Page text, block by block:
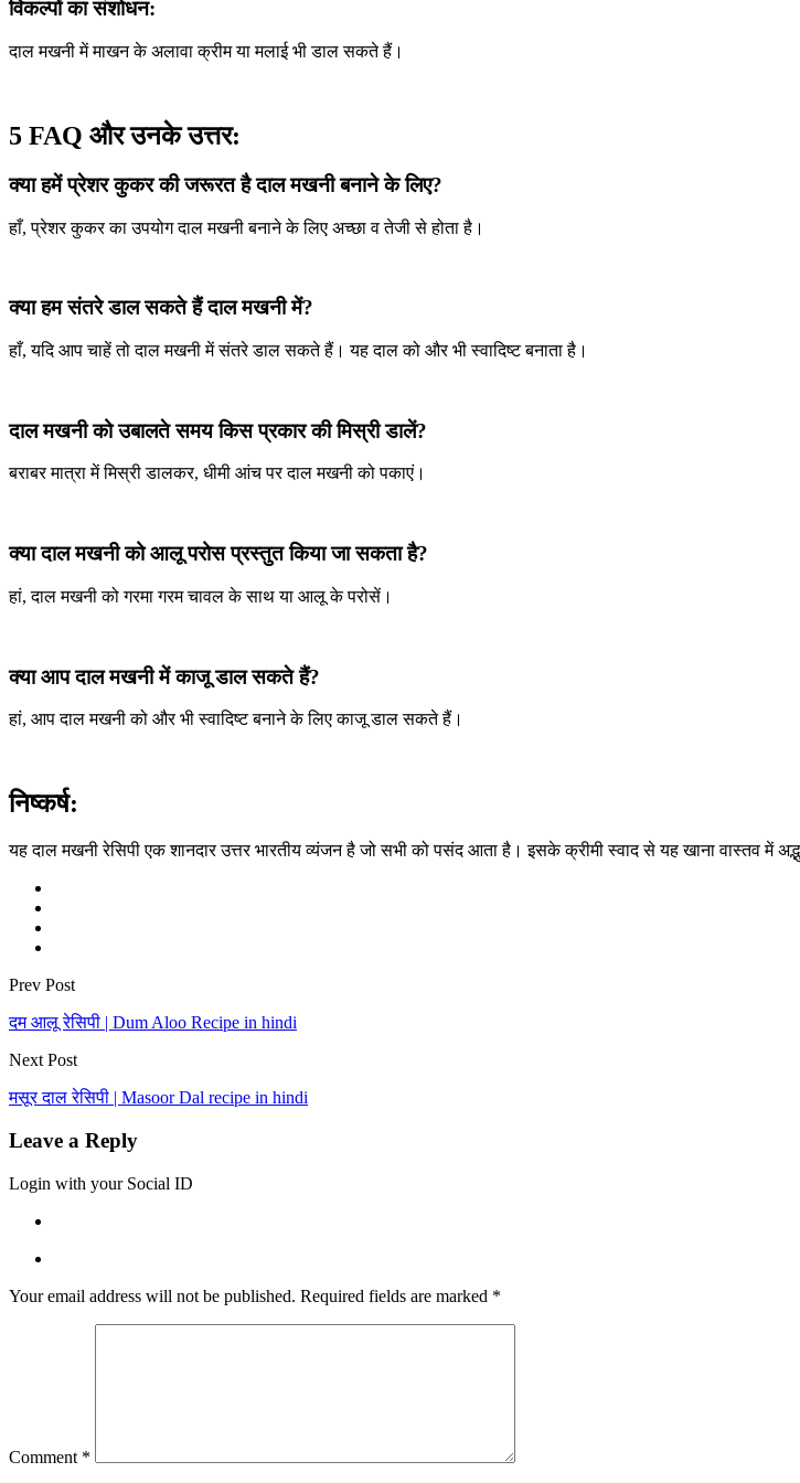
विकल्पों का संशोधन:
दाल मखनी में माखन के अलावा क्रीम या मलाई भी डाल सकते हैं।
5 FAQ और उनके उत्तर:
क्या हमें प्रेशर कुकर की जरूरत है दाल मखनी बनाने के लिए?
हाँ, प्रेशर कुकर का उपयोग दाल मखनी बनाने के लिए अच्छा व तेजी से होता है।
क्या हम संतरे डाल सकते हैं दाल मखनी में?
हाँ, यदि आप चाहें तो दाल मखनी में संतरे डाल सकते हैं। यह दाल को और भी स्वादिष्ट बनाता है।
दाल मखनी को उबालते समय किस प्रकार की मिस्री डालें?
बराबर मात्रा में मिस्री डालकर, धीमी आंच पर दाल मखनी को पकाएं।
क्या दाल मखनी को आलू परोस प्रस्तुत किया जा सकता है?
हां, दाल मखनी को गरमा गरम चावल के साथ या आलू के परोसें।
क्या आप दाल मखनी में काजू डाल सकते हैं?
हां, आप दाल मखनी को और भी स्वादिष्ट बनाने के लिए काजू डाल सकते हैं।
निष्कर्ष:
यह दाल मखनी रेसिपी एक शानदार उत्तर भारतीय व्यंजन है जो सभी को पसंद आता है। इसके क्रीमी स्वाद से यह खाना वास्तव में
Prev Post
दम आलू रेसिपी | Dum Aloo Recipe in hindi
Next Post
मसूर दाल रेसिपी | Masoor Dal recipe in hindi
Leave a Reply
Login with your Social ID
Your email address will not be published. Required fields are marked *
Comment *